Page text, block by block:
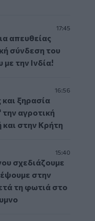
17:45
απευθείας
σύνδεση του
με την Ινδία!
16:56
ξηρασία
αγροτική
στην Κρήτη
15:40
σχεδιάζουμε
στην
τη φωτιά στο